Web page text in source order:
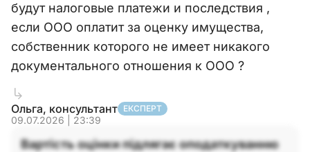
будут налоговые платежи и последствия ,
если ООО оплатит за оценку имущества,
собственник которого не имеет никакого
документального отношения к ООО ?
Ольга, консультант ЕКСПЕРТ
09.07.2026 | 23:39
Вартість оцінки підлягає оподаткуванню